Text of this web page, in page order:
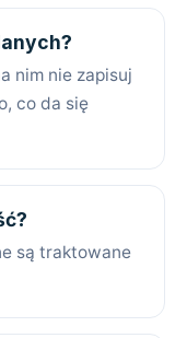
nim nie zapisuj
co da się
są traktowane